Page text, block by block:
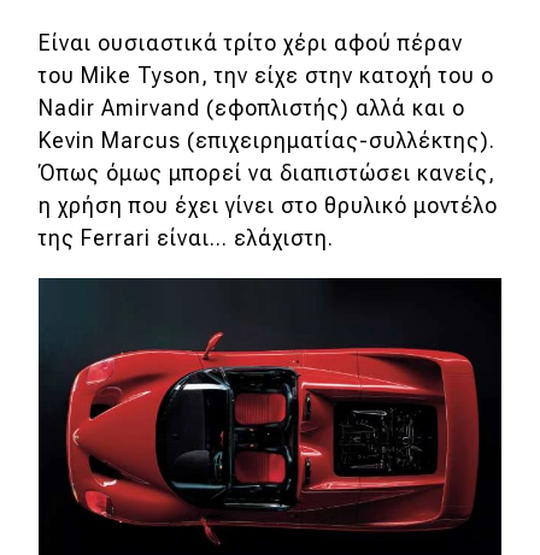
Κόσμος
Τεχνολογία
Ασφάλεια
Αγορά
Απόψεις
Δοκιμή
Αποστολή
Συγκρίνουμε
Αγώνες
Είναι ουσιαστικά τρίτο χέρι αφού πέραν
του Mike Tyson, την είχε στην κατοχή του ο
Nadir Amirvand (εφοπλιστής) αλλά και ο
Kevin Marcus (επιχειρηματίας-συλλέκτης).
Όπως όμως μπορεί να διαπιστώσει κανείς,
η χρήση που έχει γίνει στο θρυλικό μοντέλο
της Ferrari είναι... ελάχιστη.